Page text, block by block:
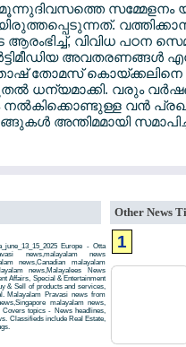
സമ്മേളനം
വത്തിക്കാന്‍
വിവിധ പഠന
അവതരണങ്ങള്‍
തോമസ് കൊയ്ക്കലിനെ
വരും
വന്‍
അന്തിമമായി
Europe - Otta
news,malayalam news
news,Canadian malayalam
news,Malayalees News
Affairs, Special & Entertainment
& Sell of products and services,
Malayalam Pravasi news from
malayalam news,
Covers topics - News headlines,
Classifieds include Real Estate,
Other News
1